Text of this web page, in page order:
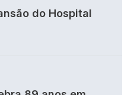
do Hospital